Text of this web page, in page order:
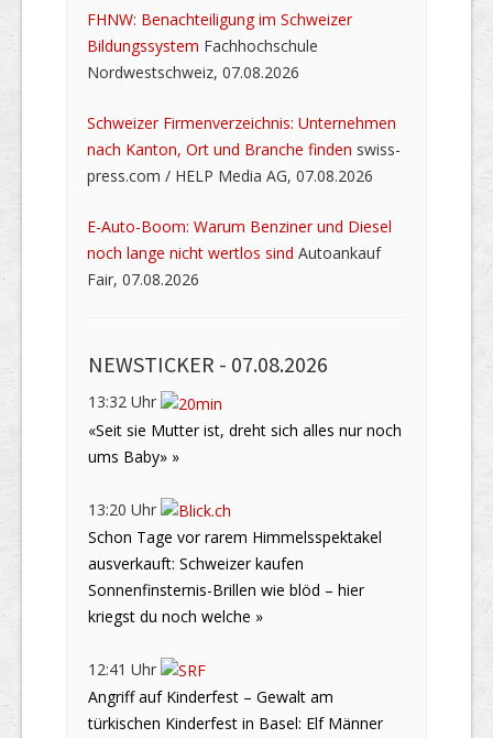
FHNW: Benachteiligung im Schweizer
Bildungssystem Fachhochschule
Nordwestschweiz, 07.08.2026
Schweizer Firmenverzeichnis: Unternehmen
nach Kanton, Ort und Branche finden swiss-
press.com / HELP Media AG, 07.08.2026
E-Auto-Boom: Warum Benziner und Diesel
noch lange nicht wertlos sind Autoankauf
Fair, 07.08.2026
NEWSTICKER - 07.08.2026
13:32 Uhr
«Seit sie Mutter ist, dreht sich alles nur noch
ums Baby» »
13:20 Uhr
Schon Tage vor rarem Himmelsspektakel
ausverkauft: Schweizer kaufen
Sonnenfinsternis-Brillen wie blöd – hier
kriegst du noch welche »
12:41 Uhr
Angriff auf Kinderfest – Gewalt am
türkischen Kinderfest in Basel: Elf Männer